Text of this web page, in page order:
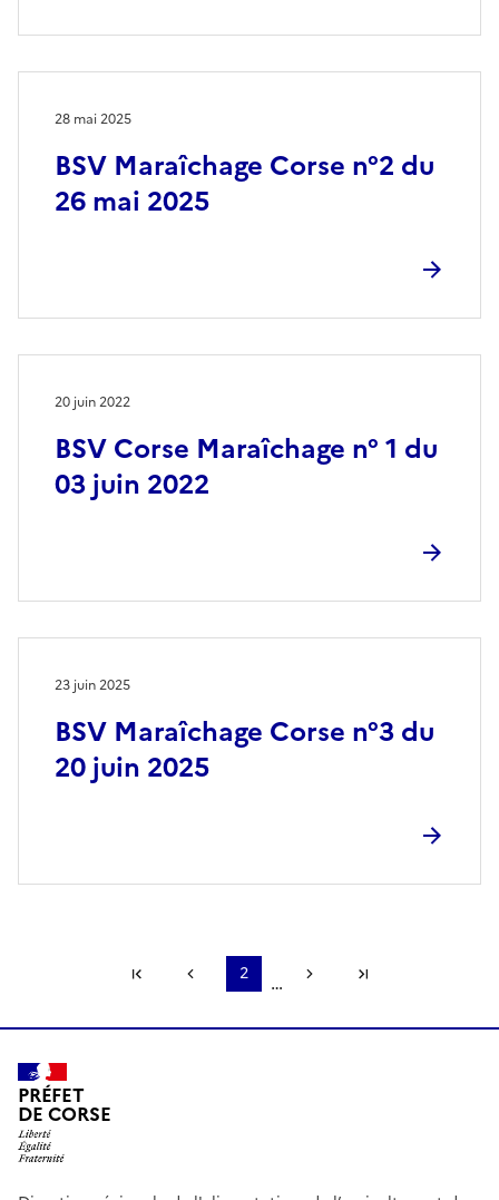
BSV Maraîchage Corse n°2 du
26 mai 2025
28 mai 2025
BSV Corse Maraîchage n° 1 du
03 juin 2022
20 juin 2022
BSV Maraîchage Corse n°3 du
20 juin 2025
23 juin 2025
Première pagePage précédente
2 … Page suivante
PRÉFET
DE CORSE